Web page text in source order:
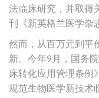
法临床研究，并取得
刊《新英格兰医学杂
然而，从百万元到平
新。今年9月，国务
床转化应用管理条例
规范生物医学新技术